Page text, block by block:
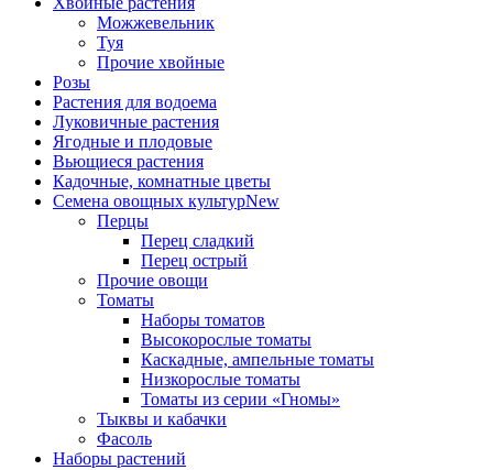
Можжевельник
Туя
Прочие хвойные
Розы
Растения для водоема
Луковичные растения
Ягодные и плодовые
Вьющиеся растения
Кадочные, комнатные цветы
Семена овощных культурNew
Перцы
Перец сладкий
Перец острый
Прочие овощи
Томаты
Наборы томатов
Высокорослые томаты
Каскадные, ампельные томаты
Низкорослые томаты
Томаты из серии «Гномы»
Тыквы и кабачки
Фасоль
Наборы растений